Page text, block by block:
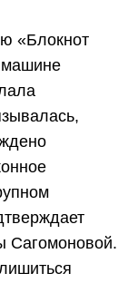
«Блокнот
машине
Сагомоновой.